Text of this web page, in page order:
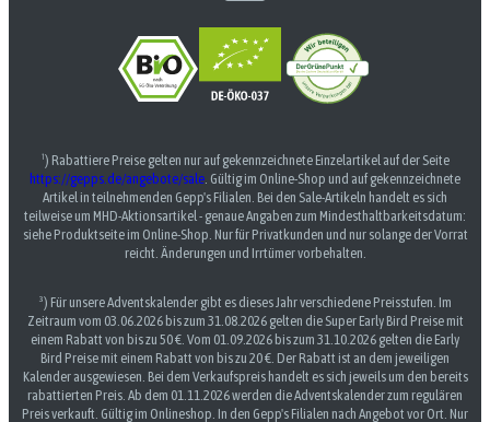
¹) Rabattiere Preise gelten nur auf gekennzeichnete Einzelartikel auf der Seite
https://gepps.de/angebote/sale. Gültig im Online-Shop und auf gekennzeichnete
Artikel in teilnehmenden Gepp's Filialen. Bei den Sale-Artikeln handelt es sich
teilweise um MHD-Aktionsartikel - genaue Angaben zum Mindesthaltbarkeitsdatum:
siehe Produktseite im Online-Shop. Nur für Privatkunden und nur solange der Vorrat
reicht. Änderungen und Irrtümer vorbehalten.
³) Für unsere Adventskalender gibt es dieses Jahr verschiedene Preisstufen. Im
Zeitraum vom 03.06.2026 bis zum 31.08.2026 gelten die Super Early Bird Preise mit
einem Rabatt von bis zu 50 €. Vom 01.09.2026 bis zum 31.10.2026 gelten die Early
Bird Preise mit einem Rabatt von bis zu 20 €. Der Rabatt ist an dem jeweiligen
Kalender ausgewiesen. Bei dem Verkaufspreis handelt es sich jeweils um den bereits
rabattierten Preis. Ab dem 01.11.2026 werden die Adventskalender zum regulären
Preis verkauft. Gültig im Onlineshop. In den Gepp's Filialen nach Angebot vor Ort. Nur